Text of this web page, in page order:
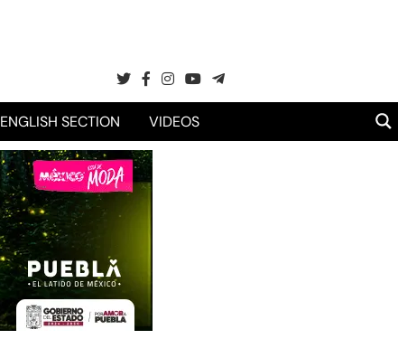
ENGLISH SECTION VIDEOS